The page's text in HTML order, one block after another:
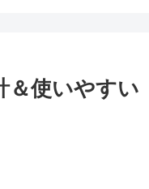
＆使いやすい